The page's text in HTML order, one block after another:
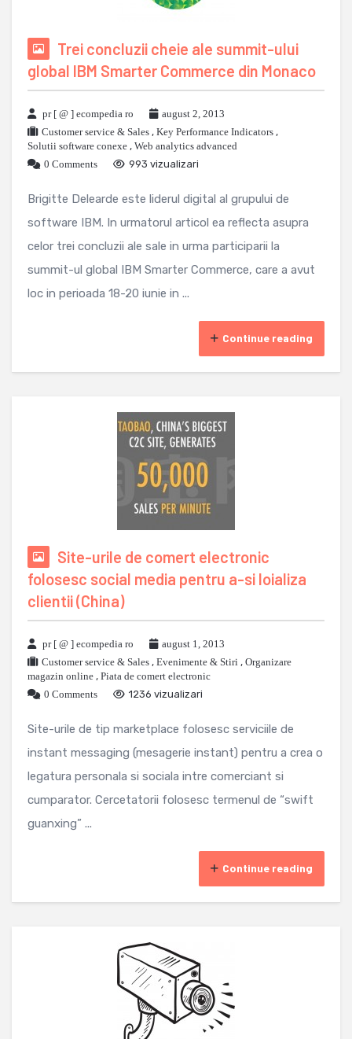
Trei concluzii cheie ale summit-ului
global IBM Smarter Commerce din Monaco
pr [ @ ] ecompedia ro
august 2, 2013
Customer service & Sales , Key Performance Indicators ,
Solutii software conexe , Web analytics advanced
0 Comments
993 vizualizari
Brigitte Delearde este liderul digital al grupului de
software IBM. In urmatorul articol ea reflecta asupra
celor trei concluzii ale sale in urma participarii la
summit-ul global IBM Smarter Commerce, care a avut
loc in perioada 18-20 iunie in ...
Continue reading
Site-urile de comert electronic
folosesc social media pentru a-si loializa
clientii (China)
pr [ @ ] ecompedia ro
august 1, 2013
Customer service & Sales , Evenimente & Stiri , Organizare
magazin online , Piata de comert electronic
0 Comments
1236 vizualizari
Site-urile de tip marketplace folosesc serviciile de
instant messaging (mesagerie instant) pentru a crea o
legatura personala si sociala intre comerciant si
cumparator. Cercetatorii folosesc termenul de “swift
guanxing” ...
Continue reading